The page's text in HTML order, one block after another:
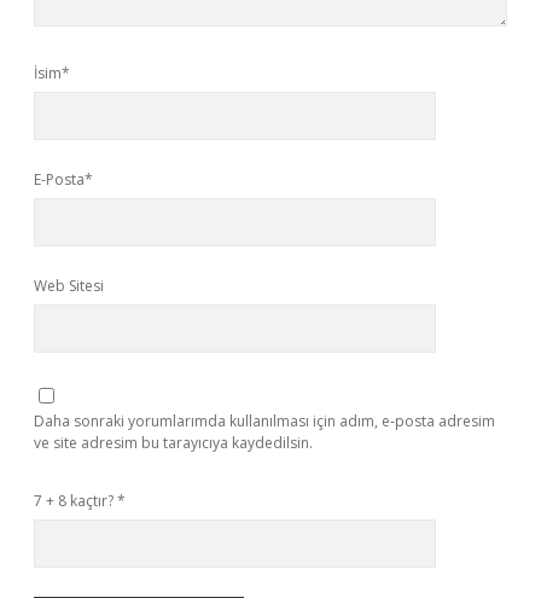
İsim*
E-Posta*
Web Sitesi
Daha sonraki yorumlarımda kullanılması için adım, e-posta adresim
ve site adresim bu tarayıcıya kaydedilsin.
7 + 8 kaçtır?*